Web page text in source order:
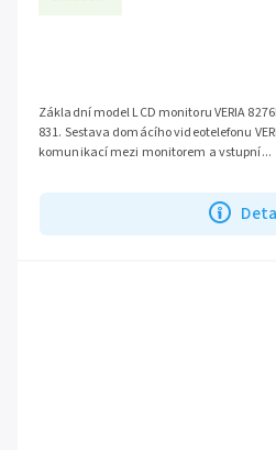
Základní model LCD monitoru VERIA
831. Sestava domácího videotelefonu
komunikací mezi monitorem a vstupní...